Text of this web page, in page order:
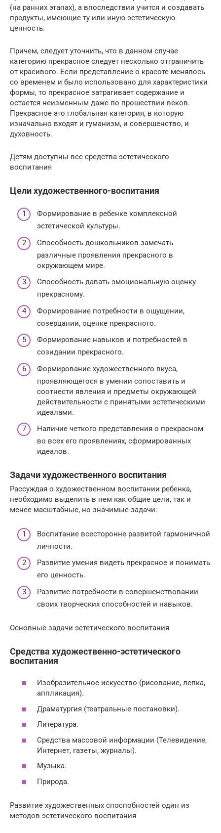
(на ранних этапах), а впоследствии учится и создавать
продукты, имеющие ту или иную эстетическую
ценность.
Причем, следует уточнить, что в данном случае
категорию прекрасное следует несколько отграничить
от красивого. Если представление о красоте менялось
со временем и было использовано для характеристики
формы, то прекрасное затрагивает содержание и
остается неизменным даже по прошествии веков.
Прекрасное это глобальная категория, в которую
изначально входят и гуманизм, и совершенство, и
духовность.
Детям доступны все средства эстетического
воспитания
Цели художественного-воспитания
Формирование в ребенке комплексной
эстетической культуры.
Способность дошкольников замечать
различные проявления прекрасного в
окружающем мире.
Способность давать эмоциональную оценку
прекрасному.
Формирование потребности в ощущении,
созерцании, оценке прекрасного.
Формирование навыков и потребностей в
созидании прекрасного.
Формирование художественного вкуса,
проявляющегося в умении сопоставить и
соотнести явления и предметы окружающей
действительности с принятыми эстетическими
идеалами.
Наличие четкого представления о прекрасном
во всех его проявлениях, сформированных
идеалов.
Задачи художественного воспитания
Рассуждая о художественном воспитании ребенка,
необходимо выделить в нем как общие цели, так и
менее масштабные, но значимые задачи:
Воспитание всесторонне развитой гармоничной
личности.
Развитие умения видеть прекрасное и понимать
его ценность.
Развитие потребности в совершенствовании
своих творческих способностей и навыков.
Основные задачи эстетического воспитания
Средства художественно-эстетического
воспитания
Изобразительное искусство (рисование, лепка,
аппликация).
Драматургия (театральные постановки).
Литература.
Средства массовой информации (Телевидение,
Интернет, газеты, журналы).
Музыка.
Природа.
Развитие художественных споспобностей один из
методов эстетического воспитания